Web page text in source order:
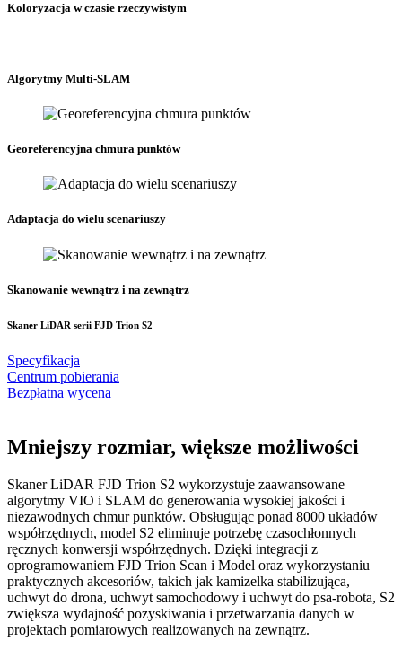
Koloryzacja w czasie rzeczywistym
Algorytmy Multi-SLAM
Georeferencyjna chmura punktów
Adaptacja do wielu scenariuszy
Skanowanie wewnątrz i na zewnątrz
Skaner LiDAR serii FJD Trion S2
Specyfikacja
Centrum pobierania
Bezpłatna wycena
Mniejszy rozmiar, większe możliwości
Skaner LiDAR FJD Trion S2 wykorzystuje zaawansowane
algorytmy VIO i SLAM do generowania wysokiej jakości i
niezawodnych chmur punktów. Obsługując ponad 8000 układów
współrzędnych, model S2 eliminuje potrzebę czasochłonnych
ręcznych konwersji współrzędnych. Dzięki integracji z
oprogramowaniem FJD Trion Scan i Model oraz wykorzystaniu
praktycznych akcesoriów, takich jak kamizelka stabilizująca,
uchwyt do drona, uchwyt samochodowy i uchwyt do psa-robota, S2
zwiększa wydajność pozyskiwania i przetwarzania danych w
projektach pomiarowych realizowanych na zewnątrz.